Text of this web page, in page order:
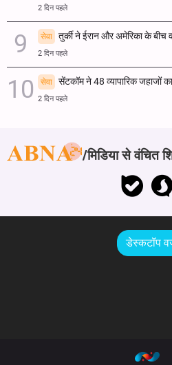
2 दिन पहले
सेवा तुर्की ने ईरान और अमेरिका के बीच
2 दिन पहले
सेवा सेंटकॉम ने 48 व्यापारिक जहाजों का
2 दिन पहले
मिडिया से वंचित
डेस्कटॉप